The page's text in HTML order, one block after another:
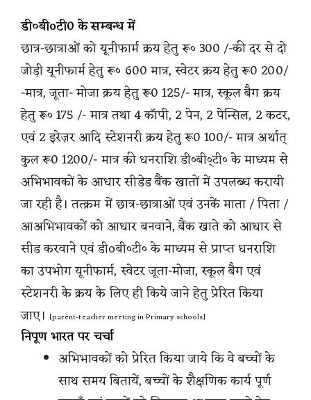
डी०बीoटी0 के सम्बन्ध में
छात्र-छात्राओं को यूनीफार्म क्रय हेतु रू० 300 /-की दर से दो
जोड़ी यूनीफार्म हेतु रू० 600 मात्र, स्वेटर क्रय हेतु रू0 200/
-मात्र, जूता- मोजा क्रय हेतु रू0 125/- मात्र, स्कूल बैग क्रय
हेतु रू० 175 /- मात्र तथा 4 कॉपी, 2 पेन, 2 पेन्सिल, 2 कटर,
एवं 2 इरेज़र आदि स्टेशनरी क्रय हेतु रू0 100/- मात्र अर्थात्
कुल रू0 1200/- मात्र की धनराशि डी०बी०्टी० के माध्यम से
अभिभावकों के आधार सीडेड बैंक खातों में उपलब्ध करायी
जा रही है। तत्क्रम में छात्र-छात्राओं एवं उनकें माता / पिता /
आअभिभावकों को आधार बनवाने, बैंक खाते को आधार से
सीड करवाने एवं डीoबी०टी० के माध्यम से प्राप्त धनराशि
का उपभोग यूनीफार्म, स्वेटर जूता-मोजा, स्कूल बैग एवं
स्टेशनरी के क्रय के लिए ही किये जाने हेतु प्रेरित किया
जाए। [parent-teacher meeting in Primary schools]
निपूण भारत पर चर्चा
अभिभावकों को प्रेरित किया जाये कि वे बच्चों के
साथ समय बितायें, बच्चों के शैक्षणिक कार्य पूर्ण